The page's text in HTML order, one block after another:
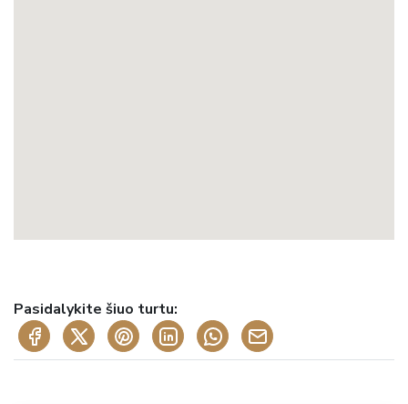
Pasidalykite šiuo turtu: